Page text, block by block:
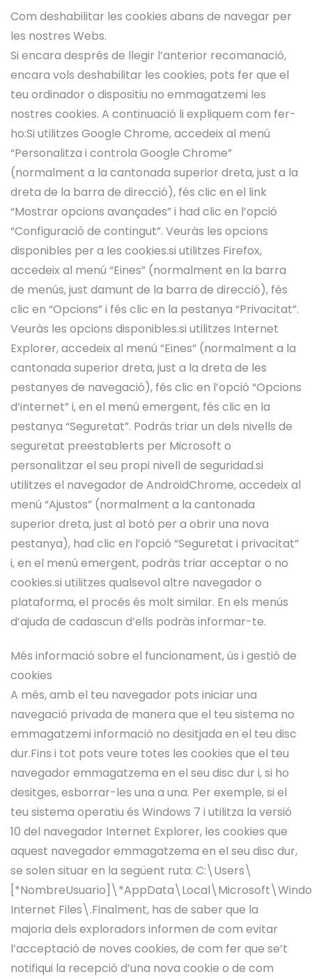
Com deshabilitar les cookies abans de navegar per
les nostres Webs.
Si encara després de llegir l’anterior recomanació,
encara vols deshabilitar les cookies, pots fer que el
teu ordinador o dispositiu no emmagatzemi les
nostres cookies. A continuació li expliquem com fer-
ho:Si utilitzes Google Chrome, accedeix al menú
“Personalitza i controla Google Chrome”
(normalment a la cantonada superior dreta, just a la
dreta de la barra de direcció), fés clic en el link
“Mostrar opcions avançades” i had clic en l’opció
“Configuració de contingut”. Veuràs les opcions
disponibles per a les cookies.si utilitzes Firefox,
accedeix al menú “Eines” (normalment en la barra
de menús, just damunt de la barra de direcció), fés
clic en “Opcions” i fés clic en la pestanya “Privacitat”.
Veuràs les opcions disponibles.si utilitzes Internet
Explorer, accedeix al menú “Eines” (normalment a la
cantonada superior dreta, just a la dreta de les
pestanyes de navegació), fés clic en l’opció “Opcions
d’internet” i, en el menú emergent, fés clic en la
pestanya “Seguretat”. Podràs triar un dels nivells de
seguretat preestablerts per Microsoft o
personalitzar el seu propi nivell de seguridad.si
utilitzes el navegador de AndroidChrome, accedeix al
menú “Ajustos” (normalment a la cantonada
superior dreta, just al botó per a obrir una nova
pestanya), had clic en l’opció “Seguretat i privacitat”
i, en el menú emergent, podràs triar acceptar o no
cookies.si utilitzes qualsevol altre navegador o
plataforma, el procés és molt similar. En els menús
d’ajuda de cadascun d’ells podràs informar-te.
Més informació sobre el funcionament, ús i gestió de
cookies
A més, amb el teu navegador pots iniciar una
navegació privada de manera que el teu sistema no
emmagatzemi informació no desitjada en el teu disc
dur.Fins i tot pots veure totes les cookies que el teu
navegador emmagatzema en el seu disc dur i, si ho
desitges, esborrar-les una a una. Per exemple, si el
teu sistema operatiu és Windows 7 i utilitza la versió
10 del navegador Internet Explorer, les cookies que
aquest navegador emmagatzema en el seu disc dur,
se solen situar en la següent ruta: C:\Users\
Internet Files\.Finalment, has de saber que la
majoria dels exploradors informen de com evitar
l’acceptació de noves cookies, de com fer que se’t
notifiqui la recepció d’una nova cookie o de com